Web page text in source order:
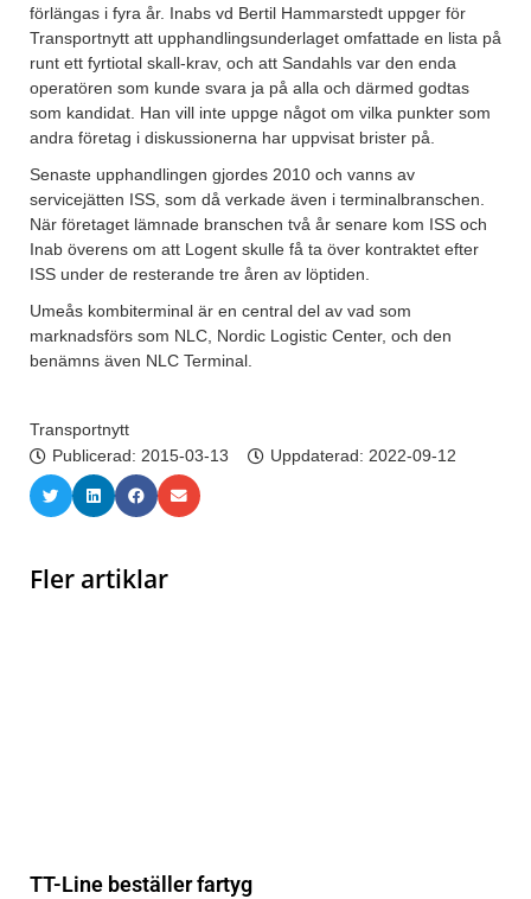
förlängas i fyra år. Inabs vd Bertil Hammarstedt uppger för
Transportnytt att upphandlingsunderlaget omfattade en lista på
runt ett fyrtiotal skall-krav, och att Sandahls var den enda
operatören som kunde svara ja på alla och därmed godtas
som kandidat. Han vill inte uppge något om vilka punkter som
andra företag i diskussionerna har uppvisat brister på.
Senaste upphandlingen gjordes 2010 och vanns av
servicejätten ISS, som då verkade även i terminalbranschen.
När företaget lämnade branschen två år senare kom ISS och
Inab överens om att Logent skulle få ta över kontraktet efter
ISS under de resterande tre åren av löptiden.
Umeås kombiterminal är en central del av vad som
marknadsförs som NLC, Nordic Logistic Center, och den
benämns även NLC Terminal.
Transportnytt
Publicerad: 2015-03-13 Uppdaterad: 2022-09-12
Fler artiklar
TT-Line beställer fartyg